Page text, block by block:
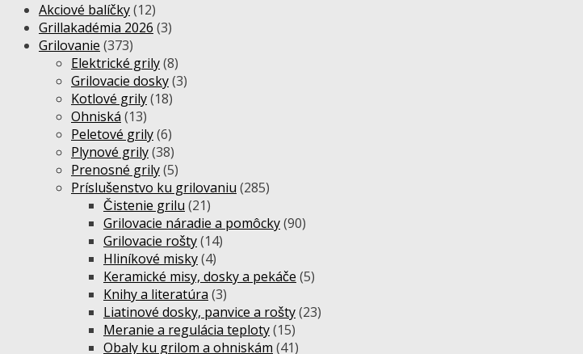
Akciové balíčky(12)
Grillakadémia 2026 (3)
Grilovanie (373)
Elektrické grily(8)
Grilovacie dosky(3)
Kotlové grily(18)
Ohniská (13)
Peletové grily(6)
Plynové grily(38)
Prenosné grily(5)
Príslušenstvo ku grilovaniu (285)
Čistenie grilu (21)
Grilovacie náradie a pomôcky(90)
Grilovacie rošty(14)
Hliníkové misky(4)
Keramické misy, dosky a pekáče (5)
Knihy a literatúra (3)
Liatinové dosky, panvice a rošty(23)
Meranie a regulácia teploty(15)
Obaly ku grilom a ohniskám (41)